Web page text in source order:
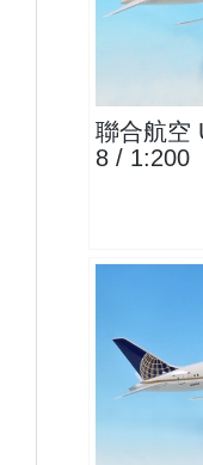
聯合航空
8 / 1:200